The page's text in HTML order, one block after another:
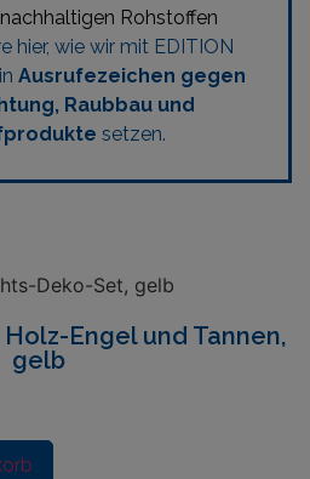
Rohstoffen
hier, wie wir mit EDITION
Ausrufezeichen gegen
Raubbau und
setzen.
Engel und Tannen,
gelb